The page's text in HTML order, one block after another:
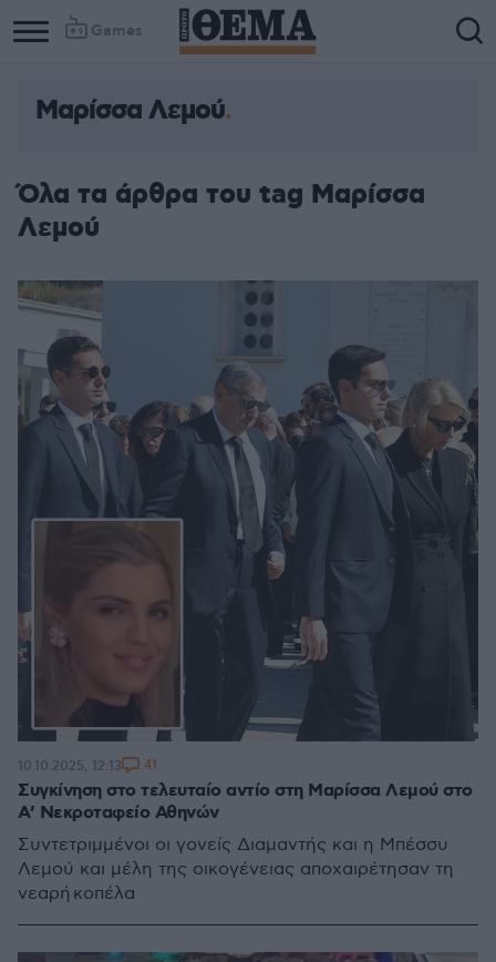
Games
Μαρίσσα Λεμού
Όλα τα άρθρα του tag Μαρίσσα
Λεμού
Συγκίνηση στο τελευταίο αντίο στη Μαρίσσα Λεμού στο
Α’ Νεκροταφείο Αθηνών
Συντετριμμένοι οι γονείς Διαμαντής και η Μπέσσυ
Λεμού και μέλη της οικογένειας αποχαιρέτησαν τη
νεαρή κοπέλα
10.10.2025, 12:13 41